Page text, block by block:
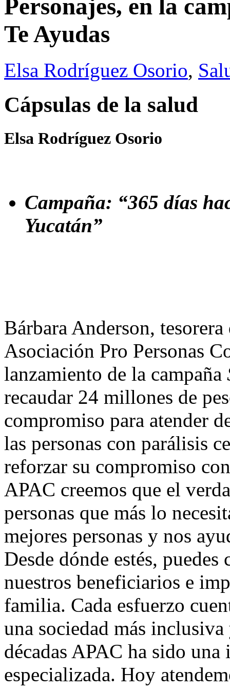
Personajes, en la
Te Ayudas
Elsa Rodríguez Osorio,
Cápsulas de la salud
Elsa Rodríguez Osorio
Campaña: “365 días
Yucatán”
Bárbara Anderson,
Asociación Pro Personas
lanzamiento de la campaña
recaudar 24 millones de
compromiso para atender
las personas con parálisis
reforzar su compromiso
APAC creemos que el
personas que más lo
mejores personas y nos
Desde dónde estés,
nuestros beneficiarios e
familia. Cada esfuerzo
una sociedad más
décadas APAC ha sido
especializada. Hoy